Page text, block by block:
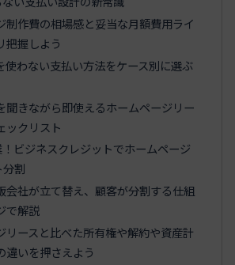
制作費の相場感と妥当な月額費用ライ
把握しよう
使わない支払い方法をケース別に選ぶ
聞きながら即使えるホームページリー
ックリスト
ビジネスクレジットでホームページ
割
会社が立て替え、顧客が分割する仕組
で解説
リースと比べた所有権や解約や資産計
違いを押さえよう